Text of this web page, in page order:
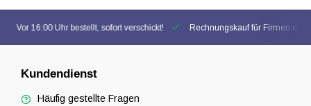
Vor 16:00 Uhr bestellt, sofort verschickt! Rechnungskauf für Firmen
Kundendienst
Häufig gestellte Fragen